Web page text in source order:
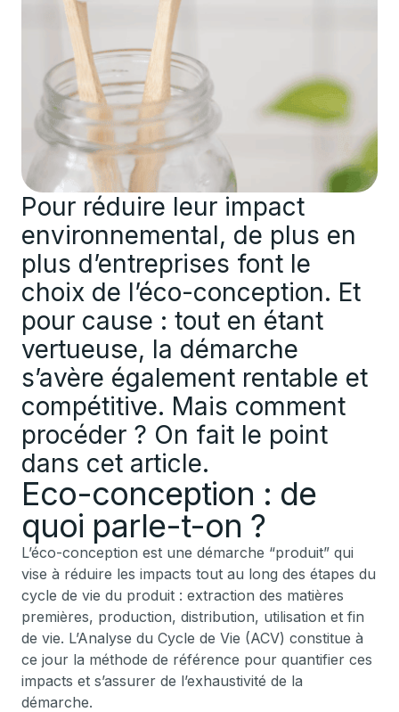
Pour réduire leur impact
environnemental, de plus en
plus d’entreprises font le
choix de l’éco-conception. Et
pour cause : tout en étant
vertueuse, la démarche
s’avère également rentable et
compétitive. Mais comment
procéder ? On fait le point
dans cet article.
Eco-conception : de
quoi parle-t-on ?
L’éco-conception est une démarche “produit” qui
vise à réduire les impacts tout au long des étapes du
cycle de vie du produit : extraction des matières
premières, production, distribution, utilisation et fin
de vie. L’Analyse du Cycle de Vie (ACV) constitue à
ce jour la méthode de référence pour quantifier ces
impacts et s’assurer de l’exhaustivité de la
démarche.